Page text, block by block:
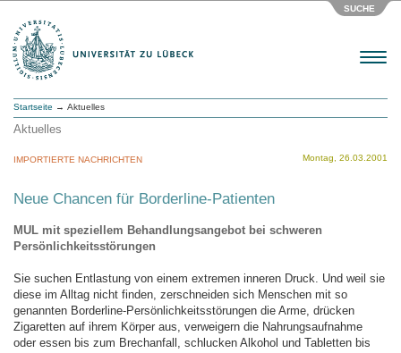
SUCHE
Menu
Startseite → Aktuelles
Aktuelles
Montag, 26.03.2001
IMPORTIERTE NACHRICHTEN
Neue Chancen für Borderline-Patienten
MUL mit speziellem Behandlungsangebot bei schweren
Persönlichkeitsstörungen
Sie suchen Entlastung von einem extremen inneren Druck. Und weil sie
diese im Alltag nicht finden, zerschneiden sich Menschen mit so
genannten Borderline-Persönlichkeitsstörungen die Arme, drücken
Zigaretten auf ihrem Körper aus, verweigern die Nahrungsaufnahme
oder essen bis zum Brechanfall, schlucken Alkohol und Tabletten bis